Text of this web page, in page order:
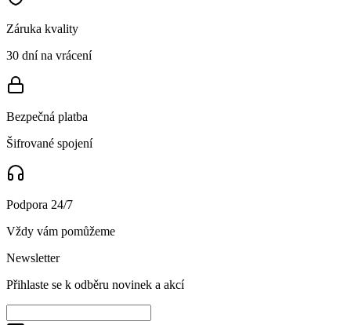
Záruka kvality
30 dní na vrácení
Bezpečná platba
Šifrované spojení
Podpora 24/7
Vždy vám pomůžeme
Newsletter
Přihlaste se k odběru novinek a akcí